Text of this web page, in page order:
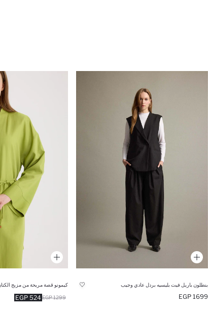
بنطلون باريل فيت بليسيه بردل عادي وجيب
1699 EGP
كيمونو قصة مريحة من مزيج
524 EGP 1299 EGP